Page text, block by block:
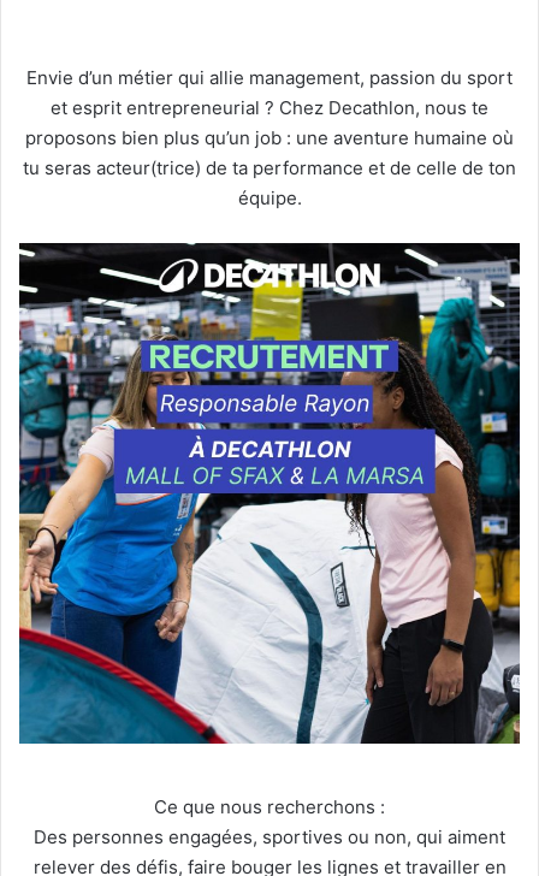
Envie d’un métier qui allie management, passion du sport
et esprit entrepreneurial ? Chez Decathlon, nous te
proposons bien plus qu’un job : une aventure humaine où
tu seras acteur(trice) de ta performance et de celle de ton
équipe.
Ce que nous recherchons :
Des personnes engagées, sportives ou non, qui aiment
relever des défis, faire bouger les lignes et travailler en